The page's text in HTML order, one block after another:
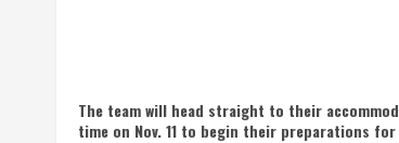
The team will head straight to their
time on Nov. 11 to begin their preparations